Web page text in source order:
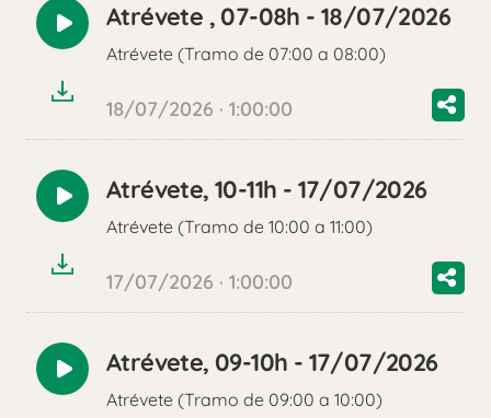
Reproducir
audio
Atrévete , 07-08h - 18/07/2026
Atrévete (Tramo de 07:00 a 08:00)
18/07/2026 · 1:00:00
Reproducir
audio
Atrévete, 10-11h - 17/07/2026
Atrévete (Tramo de 10:00 a 11:00)
17/07/2026 · 1:00:00
Reproducir
audio
Atrévete, 09-10h - 17/07/2026
Atrévete (Tramo de 09:00 a 10:00)